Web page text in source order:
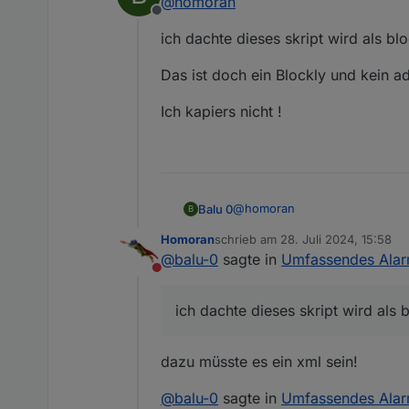
unter "Das Script:"
Wo ist da Blockly?
Offline
ich dachte dieses skript wird als
Das ist doch ein Blockly und kein
Ich kapiers nicht !
B Balu 0@homoran
ich dachte dieses skript wird
Ich kapiers nicht !
Nicht stören
Homoranschrieb am 28. Juli 2024, 15:58
zuletzt editiert von
@balu-0 sagte in Umfassendes
ich dachte dieses skript wird als
dazu müsste es ein xml sein!
@balu-0 sagte in Umfassendes